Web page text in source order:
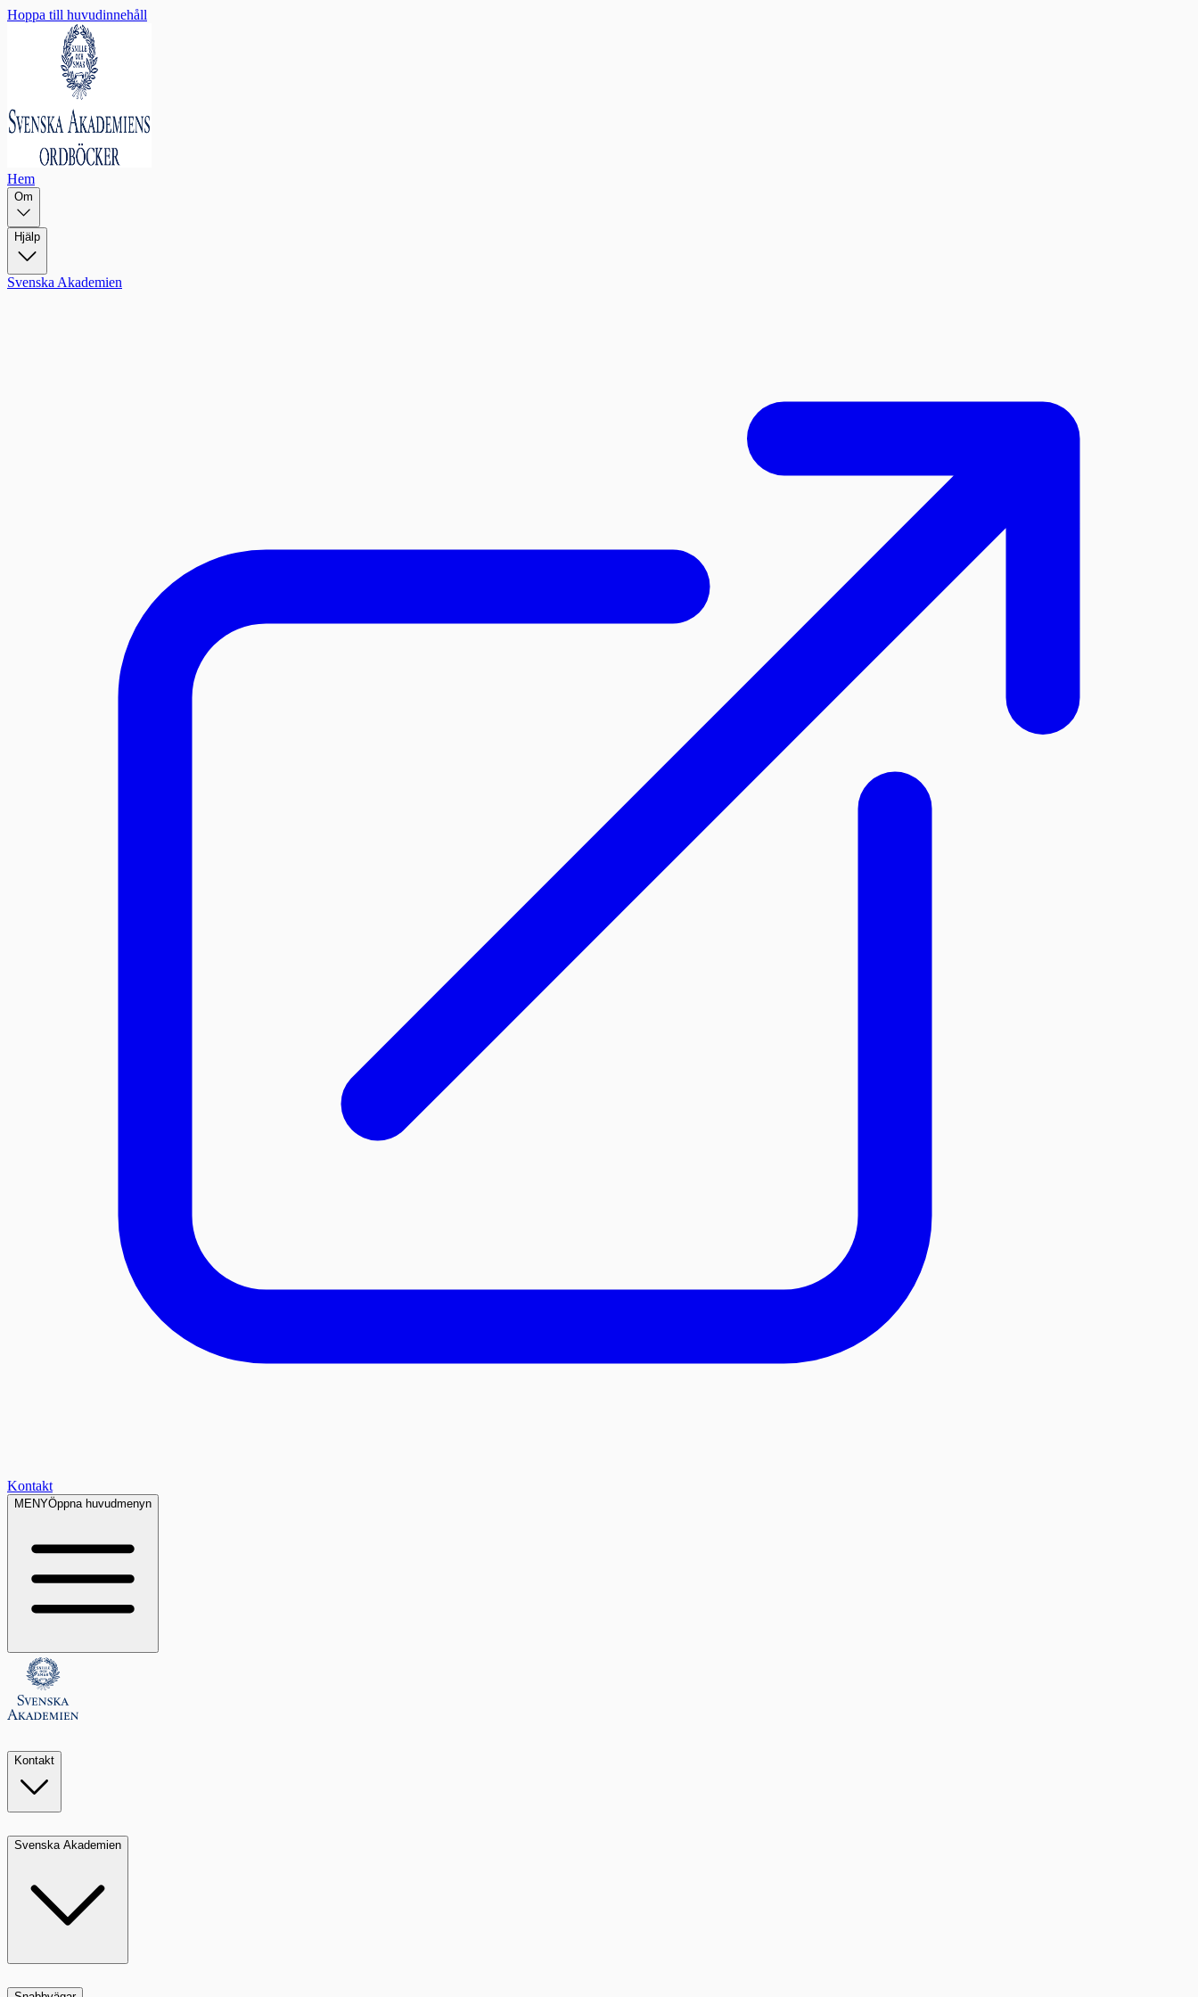
Hoppa till huvudinnehåll
Hem
Om
Hjälp
Svenska Akademien
Kontakt
MENYÖppna huvudmenyn
Kontakt
Svenska Akademien